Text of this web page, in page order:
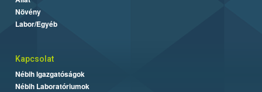
Növény
Labor/Egyéb
Kapcsolat
Nébih Igazgatóságok
Nébih Laboratóriumok